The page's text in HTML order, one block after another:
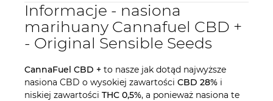
Informacje - nasiona
marihuany Cannafuel CBD +
- Original Sensible Seeds
CannaFuel CBD + to nasze jak dotąd najwyższe
nasiona CBD o wysokiej zawartości CBD 28% i
niskiej zawartości THC 0,5%, a ponieważ nasiona te